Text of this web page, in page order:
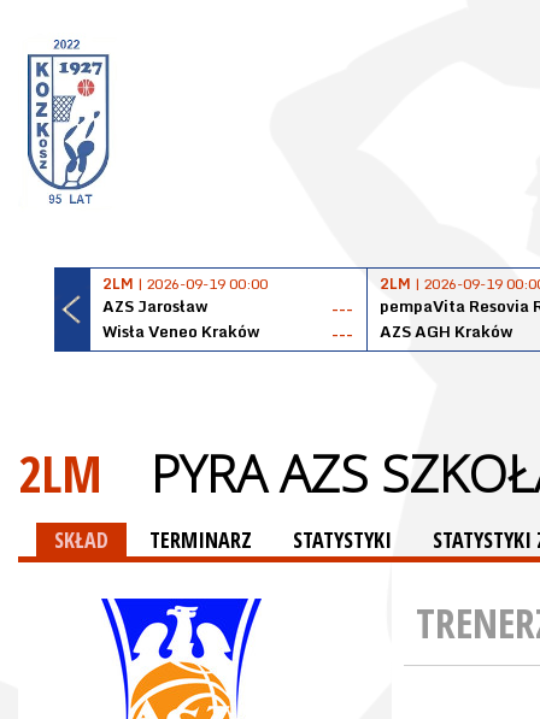
2LM | 2026-09-19 00:00
AZS Jarosław
---
Wisła Veneo Kraków
---
2LM | 2026-09-19
pempaVita Resovia
AZS AGH Kraków
2LM PYRA AZS
SKŁAD TERMINARZ STATYSTYKI